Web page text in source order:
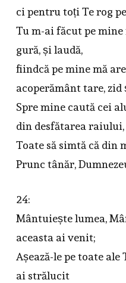
ci pentru toți Te rog
Tu m-ai făcut pe
gură, și laudă,
fiindcă pe mine mă
acoperământ tare,
Spre mine caută cei
din desfătarea
Toate să simtă că din
Prunc tânăr,
24:
Mântuiește lumea,
aceasta ai venit;
Așează-le pe toate
ai strălucit